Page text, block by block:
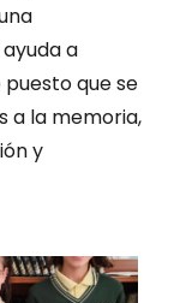
a
que se
a la memoria,
y